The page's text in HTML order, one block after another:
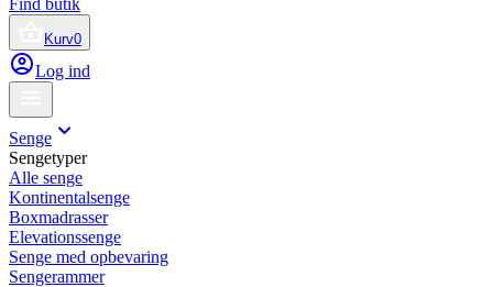
Find butik
Kurv0
Log ind
Senge
Sengetyper
Alle senge
Kontinentalsenge
Boxmadrasser
Elevationssenge
Senge med opbevaring
Sengerammer